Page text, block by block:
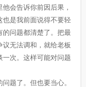
会告诉你前因后果，
是我前面说得不要轻
问题都清楚了。把最
无法调和，就给老板
次。这样可能对问题
题了。但也要当心。